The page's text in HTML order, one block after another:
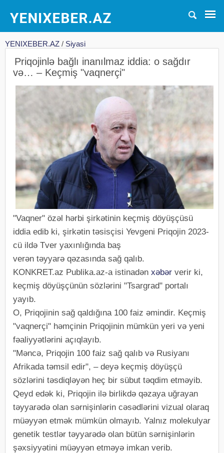
YENIXEBER.AZ / Siyasi
Priqojinlə bağlı inanılmaz iddia: o sağdır
və… – Keçmiş "vaqnerçi"
"Vaqner" özəl hərbi şirkətinin keçmiş döyüşçüsü
iddia edib ki, şirkətin təsisçisi Yevgeni Priqojin 2023-
cü ildə Tver yaxınlığında baş
verən təyyarə qəzasında sağ qalıb.
KONKRET.az Publika.az-a istinadən xəbər verir ki,
keçmiş döyüşçünün sözlərini "Tsargrad" portalı
yayıb.
O, Priqojinin sağ qaldığına 100 faiz əmindir. Keçmiş
"vaqnerçi" həmçinin Priqojinin mümkün yeri və yeni
fəaliyyətlərini açıqlayıb.
"Məncə, Priqojin 100 faiz sağ qalıb və Rusiyanı
Afrikada təmsil edir", – deyə keçmiş döyüşçü
sözlərini təsdiqləyən heç bir sübut təqdim etməyib.
Qeyd edək ki, Priqojin ilə birlikdə qəzaya uğrayan
təyyarədə olan sərnişinlərin cəsədlərini vizual olaraq
müəyyən etmək mümkün olmayıb. Yalnız molekulyar
genetik testlər təyyarədə olan bütün sərnişinlərin
şəxsiyyətini müəyyən etməyə imkan verib.